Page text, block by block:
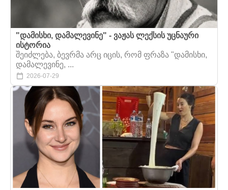
"დამისხი, დამალევინე" - ვაჟას ლექსის უცნაური
ისტორია
შეიძლება, ბევრმა არც იცის, რომ ფრაზა "დამისხი,
დამალევინე, ...
2026-07-29